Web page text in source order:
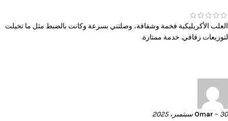
العلب الأكريليكية فخمة وشفافة، وصلتني بسرعة وكانت بالضبط مثل ما تخيلت
لتوزيعات زفافي. خدمة ممتازة.
Omar – 30 سبتمبر، 2025